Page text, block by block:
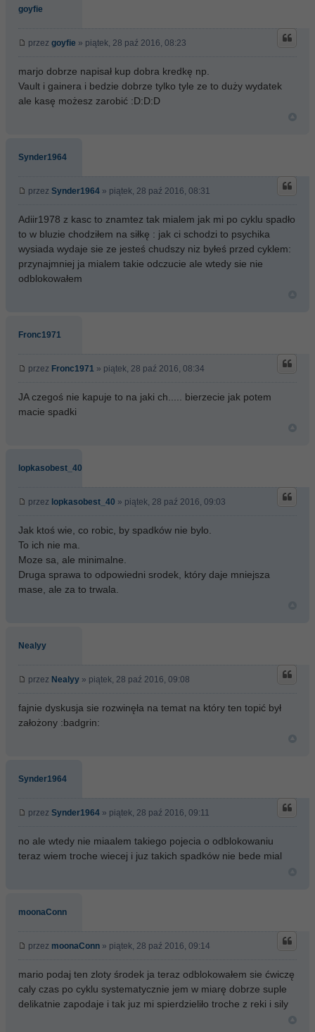
goyfie
przez goyfie » piątek, 28 paź 2016, 08:23
marjo dobrze napisał kup dobra kredkę np.
Vault i gainera i bedzie dobrze tylko tyle ze to duży wydatek
ale kasę możesz zarobić :D:D:D
Synder1964
przez Synder1964 » piątek, 28 paź 2016, 08:31
Adiir1978 z kasc to znamtez tak mialem jak mi po cyklu spadło
to w bluzie chodziłem na siłkę : jak ci schodzi to psychika
wysiada wydaje sie ze jesteś chudszy niz byłeś przed cyklem:
przynajmniej ja mialem takie odczucie ale wtedy sie nie
odblokowałem
Fronc1971
przez Fronc1971 » piątek, 28 paź 2016, 08:34
JA czegoś nie kapuje to na jaki ch..... bierzecie jak potem
macie spadki
lopkasobest_40
przez lopkasobest_40 » piątek, 28 paź 2016, 09:03
Jak ktoś wie, co robic, by spadków nie bylo.
To ich nie ma.
Moze sa, ale minimalne.
Druga sprawa to odpowiedni srodek, który daje mniejsza
mase, ale za to trwala.
Nealyy
przez Nealyy » piątek, 28 paź 2016, 09:08
fajnie dyskusja sie rozwinęła na temat na który ten topić był
założony :badgrin:
Synder1964
przez Synder1964 » piątek, 28 paź 2016, 09:11
no ale wtedy nie miaalem takiego pojecia o odblokowaniu
teraz wiem troche wiecej i juz takich spadków nie bede mial
moonaConn
przez moonaConn » piątek, 28 paź 2016, 09:14
mario podaj ten zloty środek ja teraz odblokowałem sie ćwiczę
caly czas po cyklu systematycznie jem w miarę dobrze suple
delikatnie zapodaje i tak juz mi spierdzieliło troche z reki i sily